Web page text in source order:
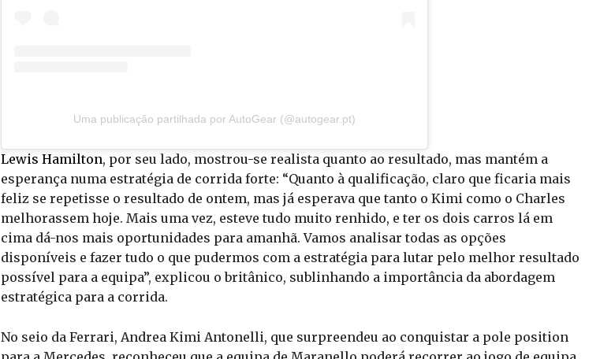
Uma publicação partilhada por AutoGear (@autogear.pt)
Lewis Hamilton, por seu lado, mostrou-se realista quanto ao resultado, mas mantém a
esperança numa estratégia de corrida forte: “Quanto à qualificação, claro que ficaria mais
feliz se repetisse o resultado de ontem, mas já esperava que tanto o Kimi como o Charles
melhorassem hoje. Mais uma vez, esteve tudo muito renhido, e ter os dois carros lá em
cima dá-nos mais oportunidades para amanhã. Vamos analisar todas as opções
disponíveis e fazer tudo o que pudermos com a estratégia para lutar pelo melhor resultado
possível para a equipa”, explicou o britânico, sublinhando a importância da abordagem
estratégica para a corrida.
No seio da Ferrari, Andrea Kimi Antonelli, que surpreendeu ao conquistar a pole position